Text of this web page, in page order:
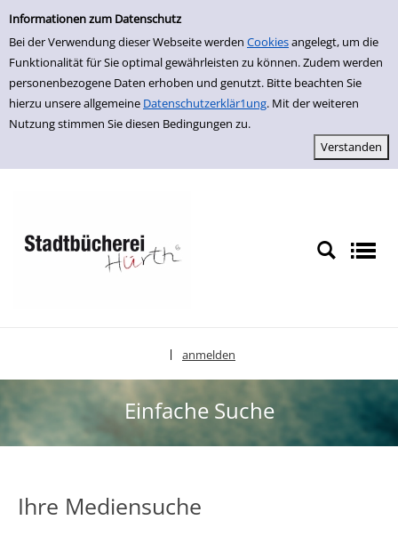
Einfache Suche
Informationen zum Datenschutz
Bei der Verwendung dieser Webseite werden Cookiesangelegt, um die
Funktionalität für Sie optimal gewährleisten zu können. Zudem werden
personenbezogene Daten erhoben und genutzt. Bitte beachten Sie
hierzu unsere allgemeine Datenschutzerklär1ung. Mit der weiteren
Nutzung stimmen Sie diesen Bedingungen zu.
zur Navigation springen
zum Inhalt springen
Zur Detailanzeige springen
anmelden
Einfache Suche
Ihre Mediensuche